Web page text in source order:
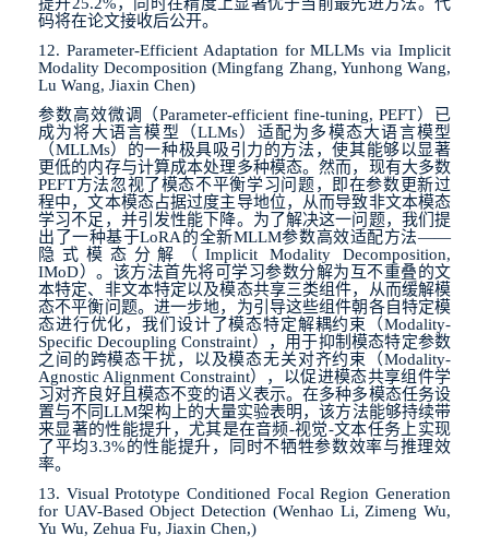
码将在论文接收后公开。
12. Parameter-Efficient Adaptation for MLLMs via Implicit
Modality Decomposition (Mingfang Zhang, Yunhong Wang,
Lu Wang, Jiaxin Chen)
参数高效微调（Parameter-efficient fine-tuning, PEFT）已
成为将大语言模型（LLMs）适配为多模态大语言模型
（MLLMs）的一种极具吸引力的方法，使其能够以显著
更低的内存与计算成本处理多种模态。然而，现有大多数
PEFT方法忽视了模态不平衡学习问题，即在参数更新过
程中，文本模态占据过度主导地位，从而导致非文本模态
学习不足，并引发性能下降。为了解决这一问题，我们提
出了一种基于LoRA的全新MLLM参数高效适配方法——
隐式模态分解（Implicit Modality Decomposition,
IMoD）。该方法首先将可学习参数分解为互不重叠的文
本特定、非文本特定以及模态共享三类组件，从而缓解模
态不平衡问题。进一步地，为引导这些组件朝各自特定模
态进行优化，我们设计了模态特定解耦约束（Modality-
Specific Decoupling Constraint），用于抑制模态特定参数
之间的跨模态干扰，以及模态无关对齐约束（Modality-
Agnostic Alignment Constraint），以促进模态共享组件学
习对齐良好且模态不变的语义表示。在多种多模态任务设
置与不同LLM架构上的大量实验表明，该方法能够持续带
来显著的性能提升，尤其是在音频-视觉-文本任务上实现
了平均3.3%的性能提升，同时不牺牲参数效率与推理效
率。
13. Visual Prototype Conditioned Focal Region Generation
for UAV-Based Object Detection (Wenhao Li, Zimeng Wu,
Yu Wu, Zehua Fu, Jiaxin Chen,)